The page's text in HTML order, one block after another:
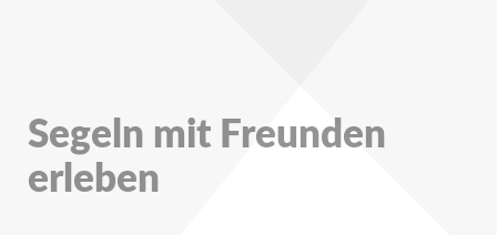
Segeln mit Freunden
erleben